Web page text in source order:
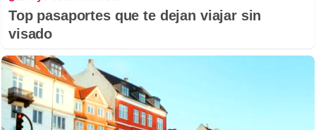
Top pasaportes que te dejan viajar sin
visado